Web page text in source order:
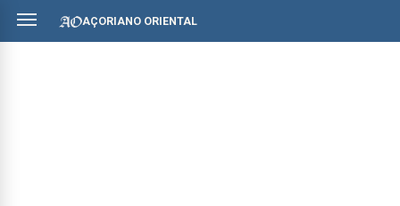
AÇORIANO ORIENTAL